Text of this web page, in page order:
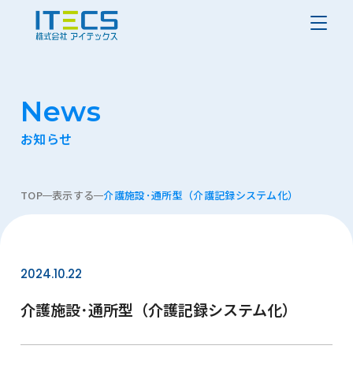
News
お知らせ
TOP 表示する 介護施設･通所型（介護記録システム化）
2024.10.22
介護施設･通所型（介護記録システム化）